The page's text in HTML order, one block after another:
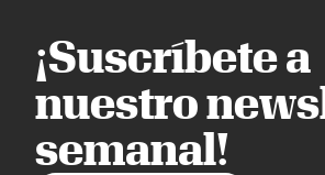
¡Suscríbete a
nuestro
semanal!